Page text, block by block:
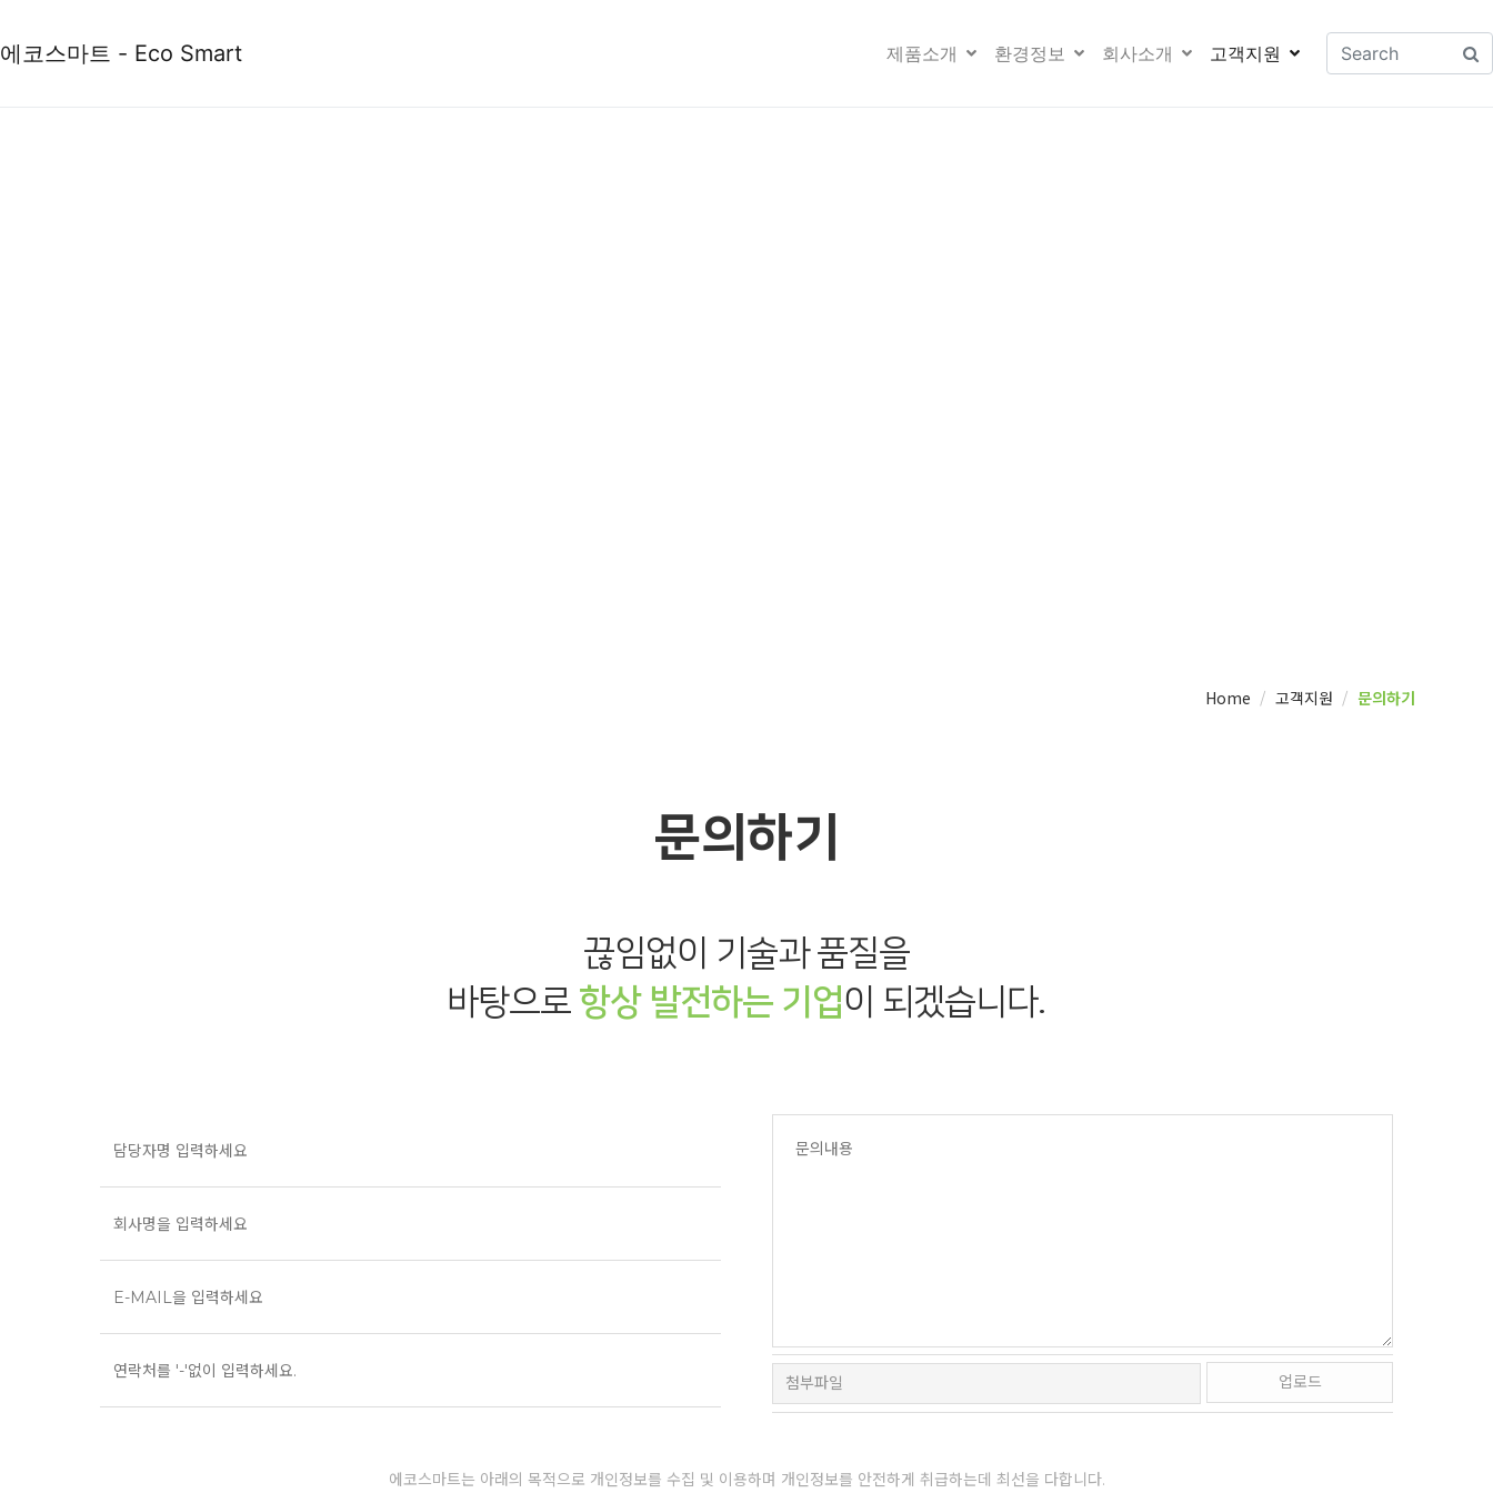
에코스마트 - Eco Smart 제품소개 환경정보 회사소개 고객지원
Home 고객지원 문의하기
문의하기
끊임없이 기술과 품질을
바탕으로 항상 발전하는 기업이 되겠습니다.
업로드
에코스마트는 아래의 목적으로 개인정보를 수집 및 이용하며 개인정보를 안전하게 취급하는데 최선을 다합니다.